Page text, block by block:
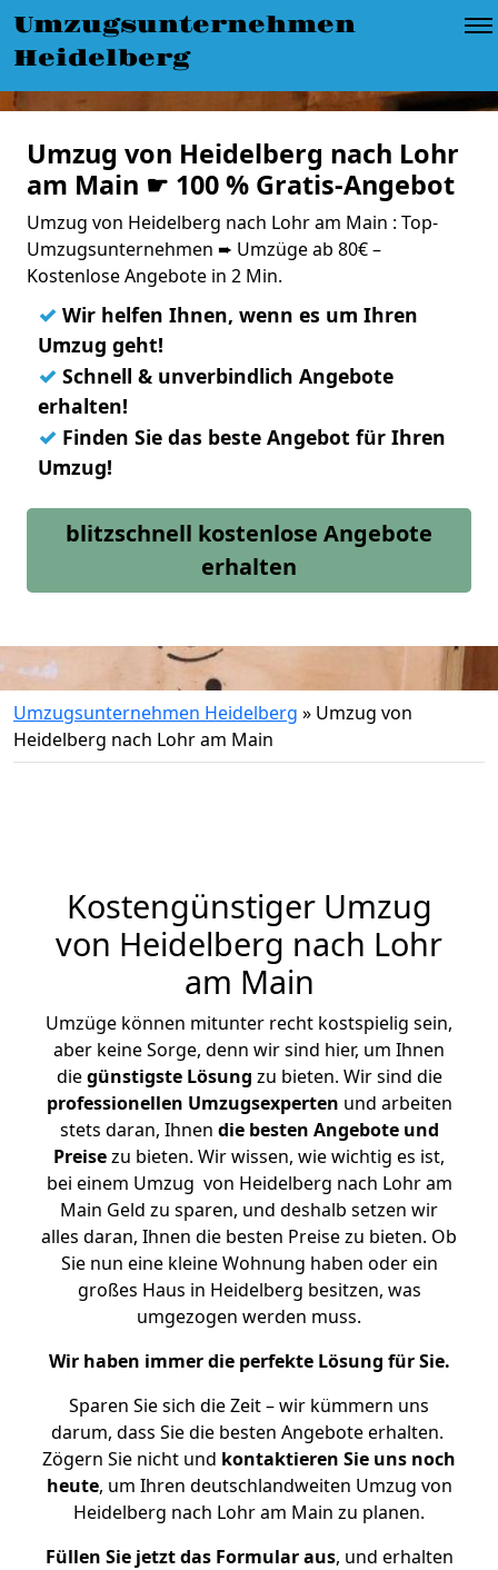
Umzugsunternehmen
Heidelberg
Umzug von Heidelberg nach Lohr
am Main ☛ 100 % Gratis-Angebot
Umzug von Heidelberg nach Lohr am Main : Top-
Umzugsunternehmen ➨ Umzüge ab 80€ –
Kostenlose Angebote in 2 Min.
✓ Wir helfen Ihnen, wenn es um Ihren
Umzug geht!
✓ Schnell & unverbindlich Angebote
erhalten!
✓ Finden Sie das beste Angebot für Ihren
Umzug!
blitzschnell kostenlose Angebote
erhalten
Umzugsunternehmen Heidelberg » Umzug von
Heidelberg nach Lohr am Main
Kostengünstiger Umzug
von Heidelberg nach Lohr
am Main
Umzüge können mitunter recht kostspielig sein,
aber keine Sorge, denn wir sind hier, um Ihnen
diegünstigste Lösung zu bieten. Wir sind die
professionellen Umzugsexperten und arbeiten
stets daran, Ihnen die besten Angebote und
Preisezu bieten. Wir wissen, wie wichtig es ist,
bei einem Umzug von Heidelberg nach Lohr am
Main Geld zu sparen, und deshalb setzen wir
alles daran, Ihnen die besten Preise zu bieten. Ob
Sie nun eine kleine Wohnung haben oder ein
großes Haus in Heidelberg besitzen, was
umgezogen werden muss.
Wir haben immer die perfekte Lösung für Sie.
Sparen Sie sich die Zeit – wir kümmern uns
darum, dass Sie die besten Angebote erhalten.
Zögern Sie nicht und kontaktieren Sie uns noch
heute, um Ihren deutschlandweiten Umzug von
Heidelberg nach Lohr am Main zu planen.
Füllen Sie jetzt das Formular aus, und erhalten